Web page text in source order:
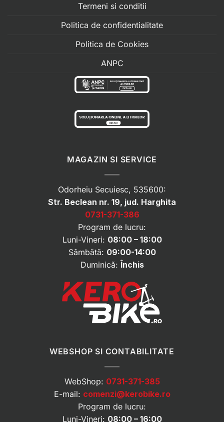
Termeni si conditii
Politica de confidentialitate
Politica de Cookies
ANPC
MAGAZIN SI SERVICE
Odorheiu Secuiesc, 535600:
Str. Beclean nr. 19, jud. Harghita
0731-371-386
Program de lucru:
Luni-Vineri: 08:00 – 18:00
Sâmbătă: 09:00-14:00
Duminică:Închis
WEBSHOP SI CONTABILITATE
WebShop: 0731-371-385
E-mail: comenzi@kerobike.ro
Program de lucru:
Luni-Vineri: 08:00 – 16:00